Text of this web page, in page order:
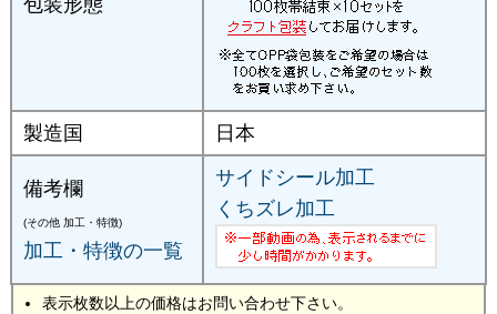
包装形態
製造国 日本
備考欄
(その他 加工・特徴)
加工・特徴の一覧
サイドシール加工
くちズレ加工
表示枚数以上の価格はお問い合わせ下さい。